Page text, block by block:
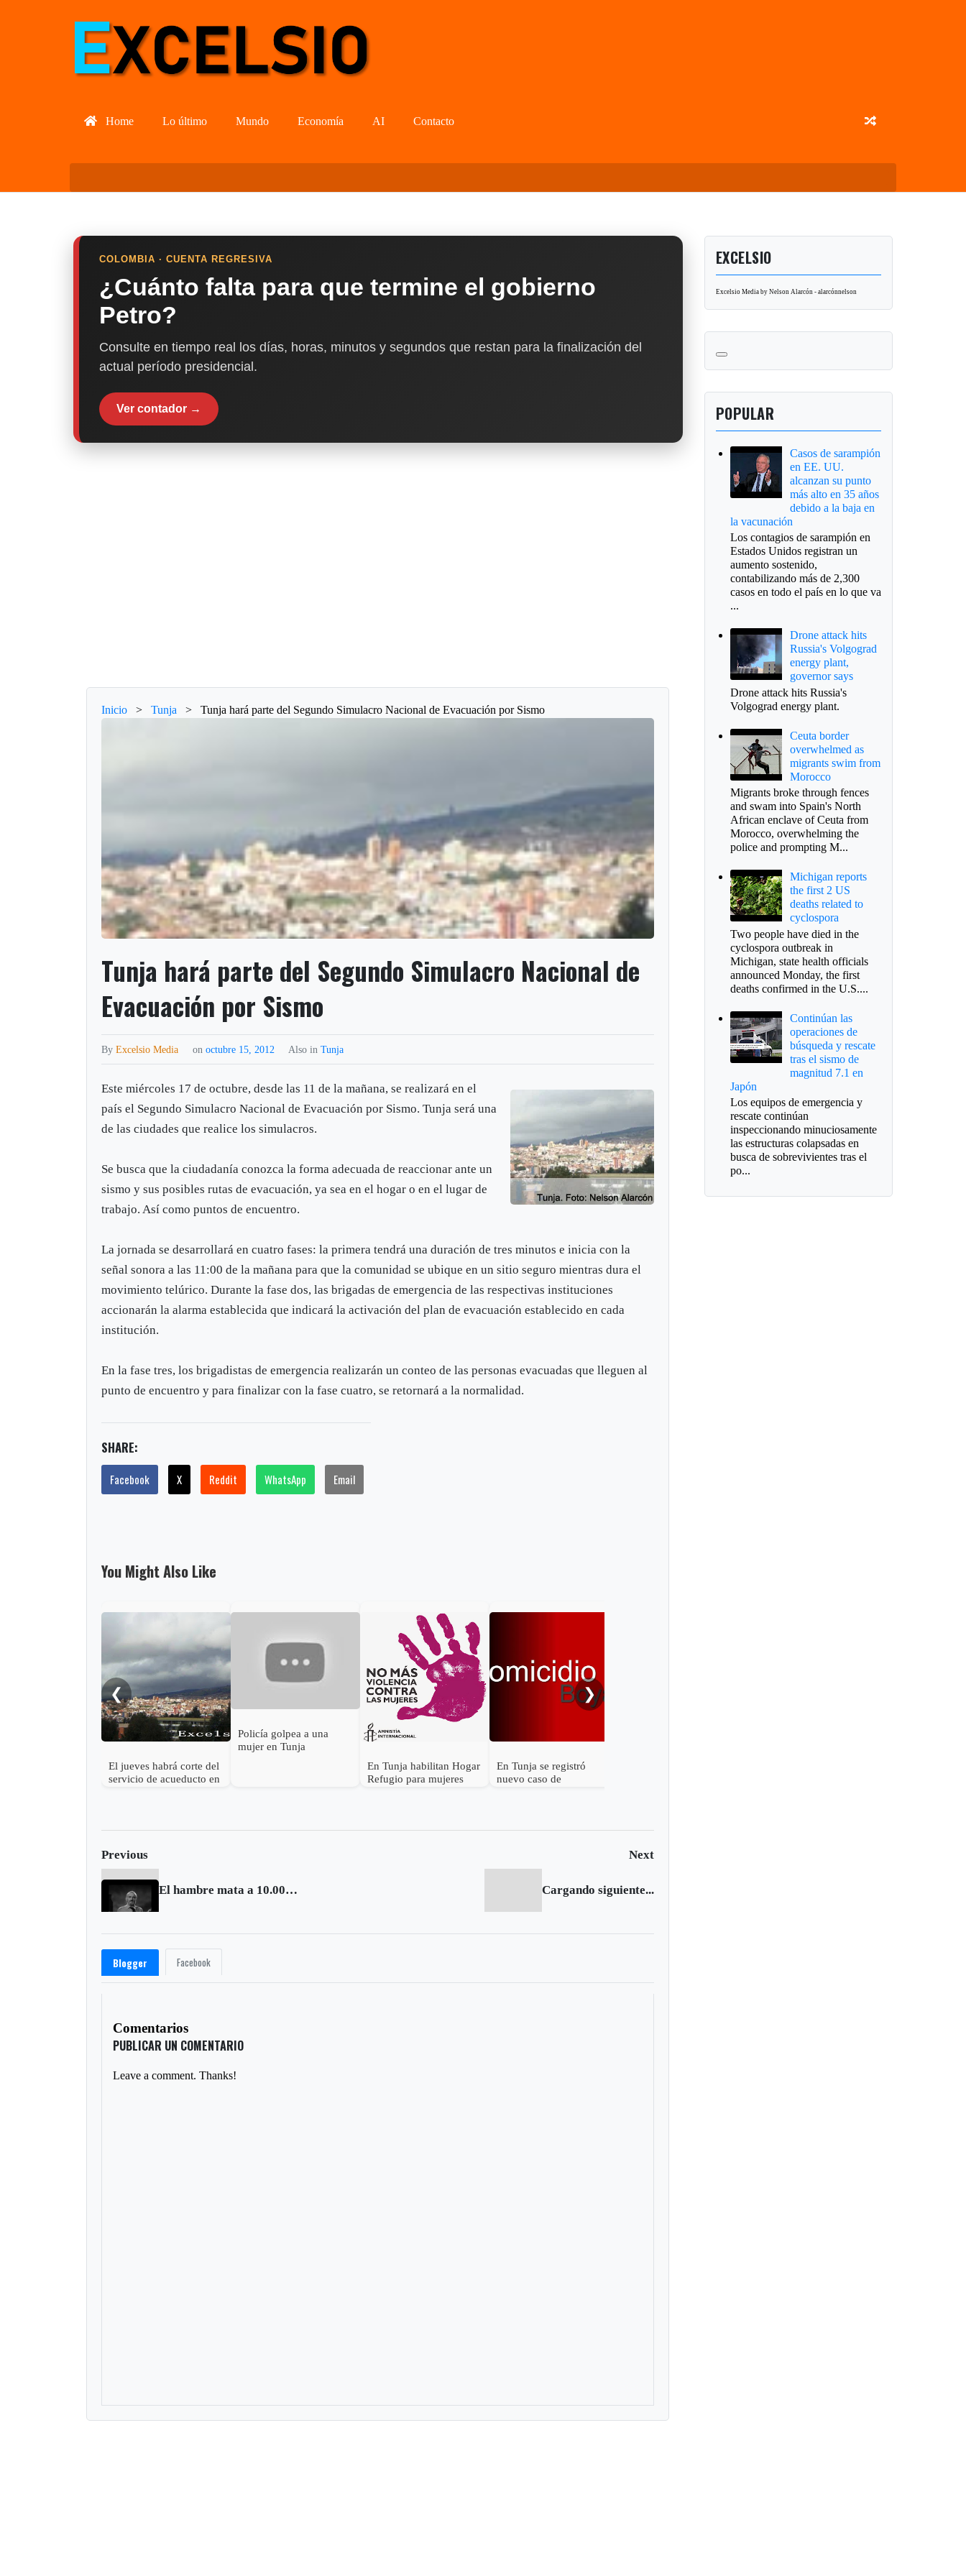
Home Lo último Mundo Economía AI Contacto
COLOMBIA · CUENTA REGRESIVA
¿Cuánto falta para que termine el gobierno
Petro?
Consulte en tiempo real los días, horas, minutos y segundos que restan para la finalización del
actual período presidencial.
Ver contador →
Inicio > Tunja > Tunja hará parte del Segundo Simulacro Nacional de Evacuación por Sismo
Tunja hará parte del Segundo Simulacro Nacional de
Evacuación por Sismo
ByExcelsio Media onoctubre 15, 2012 Also inTunja
Este miércoles 17 de octubre, desde las 11 de la mañana, se realizará en el
país el Segundo Simulacro Nacional de Evacuación por Sismo. Tunja será una
de las ciudades que realice los simulacros.
Se busca que la ciudadanía conozca la forma adecuada de reaccionar ante un
sismo y sus posibles rutas de evacuación, ya sea en el hogar o en el lugar de
trabajo. Así como puntos de encuentro.
La jornada se desarrollará en cuatro fases: la primera tendrá una duración de tres minutos e inicia con la
señal sonora a las 11:00 de la mañana para que la comunidad se ubique en un sitio seguro mientras dura el
movimiento telúrico. Durante la fase dos, las brigadas de emergencia de las respectivas instituciones
accionarán la alarma establecida que indicará la activación del plan de evacuación establecido en cada
institución.
En la fase tres, los brigadistas de emergencia realizarán un conteo de las personas evacuadas que lleguen al
punto de encuentro y para finalizar con la fase cuatro, se retornará a la normalidad.
SHARE:
Facebook X Reddit WhatsApp Email
You Might Also Like
❮
El jueves habrá corte del
servicio de acueducto en
Policía golpea a una
mujer en Tunja
En Tunja habilitan Hogar
Refugio para mujeres
En Tunja se registró
nuevo caso de
❯
Previous Next
El hambre mata a 10.000 niños cada día Cargando siguiente...
Blogger Facebook
Comentarios
PUBLICAR UN COMENTARIO
Leave a comment. Thanks!
EXCELSIO
Excelsio Media by Nelson Alarcón - alarcónnelson
POPULAR
Casos de sarampión
en EE. UU.
alcanzan su punto
más alto en 35 años
debido a la baja en
la vacunación
Los contagios de sarampión en
Estados Unidos registran un
aumento sostenido,
contabilizando más de 2,300
casos en todo el país en lo que va
...
Drone attack hits
Russia's Volgograd
energy plant,
governor says
Drone attack hits Russia's
Volgograd energy plant.
Ceuta border
overwhelmed as
migrants swim from
Morocco
Migrants broke through fences
and swam into Spain's North
African enclave of Ceuta from
Morocco, overwhelming the
police and prompting M...
Michigan reports
the first 2 US
deaths related to
cyclospora
Two people have died in the
cyclospora outbreak in
Michigan, state health officials
announced Monday, the first
deaths confirmed in the U.S....
Continúan las
operaciones de
búsqueda y rescate
tras el sismo de
magnitud 7.1 en
Japón
Los equipos de emergencia y
rescate continúan
inspeccionando minuciosamente
las estructuras colapsadas en
busca de sobrevivientes tras el
po...